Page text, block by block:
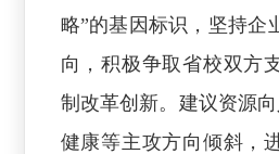
略”的基因标识，坚持企
向，积极争取省校双方
制改革创新。建议资源
健康等主攻方向倾斜，